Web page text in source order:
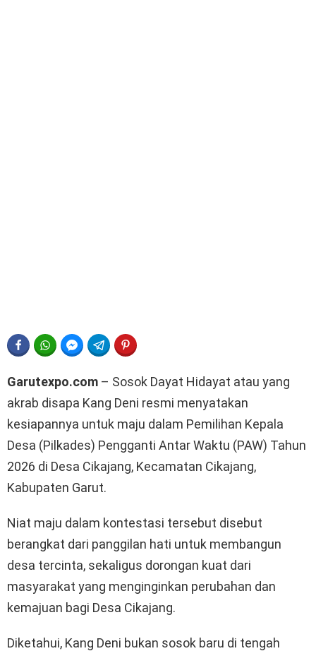
FACEBOOKWHATSAPPFACEBOOK MESSENGER
TELEGRAM
Garutexpo.com – Sosok Dayat Hidayat atau yang
akrab disapa Kang Deni resmi menyatakan
kesiapannya untuk maju dalam Pemilihan Kepala
Desa (Pilkades) Pengganti Antar Waktu (PAW) Tahun
2026 di Desa Cikajang, Kecamatan Cikajang,
Kabupaten Garut.
Niat maju dalam kontestasi tersebut disebut
berangkat dari panggilan hati untuk membangun
desa tercinta, sekaligus dorongan kuat dari
masyarakat yang menginginkan perubahan dan
kemajuan bagi Desa Cikajang.
Diketahui, Kang Deni bukan sosok baru di tengah